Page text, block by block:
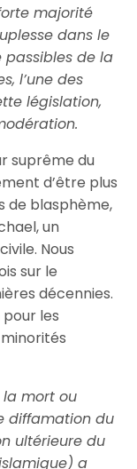
majorité
dans le
de la
l’une des
législation,
suprême du
d’être plus
de blasphème,
un
Nous
sur le
décennies.
les
mort ou
diffamation du
ultérieure du
a